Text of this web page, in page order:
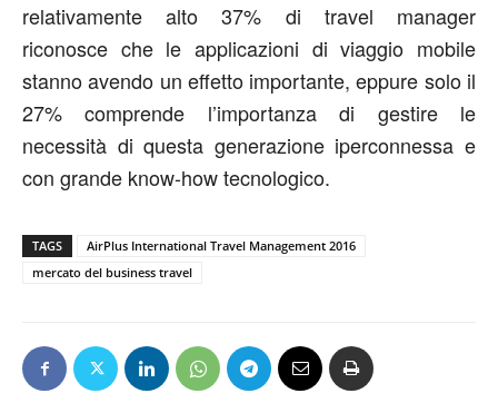
relativamente alto 37% di travel manager
riconosce che le applicazioni di viaggio mobile
stanno avendo un effetto importante, eppure solo il
27% comprende l’importanza di gestire le
necessità di questa generazione iperconnessa e
con grande know-how tecnologico.
TAGS
AirPlus International Travel Management 2016
mercato del business travel